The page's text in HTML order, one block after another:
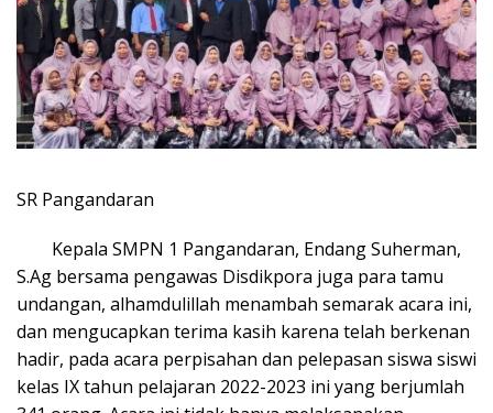
SR Pangandaran
Kepala SMPN 1 Pangandaran, Endang Suherman,
S.Ag bersama pengawas Disdikpora juga para tamu
undangan, alhamdulillah menambah semarak acara ini,
dan mengucapkan terima kasih karena telah berkenan
hadir, pada acara perpisahan dan pelepasan siswa siswi
kelas IX tahun pelajaran 2022-2023 ini yang berjumlah